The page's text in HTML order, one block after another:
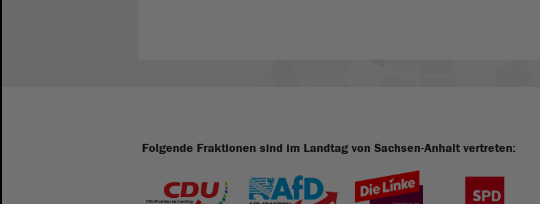
Folgende Fraktionen sind im Landtag von Sachsen-Anhalt vertreten: